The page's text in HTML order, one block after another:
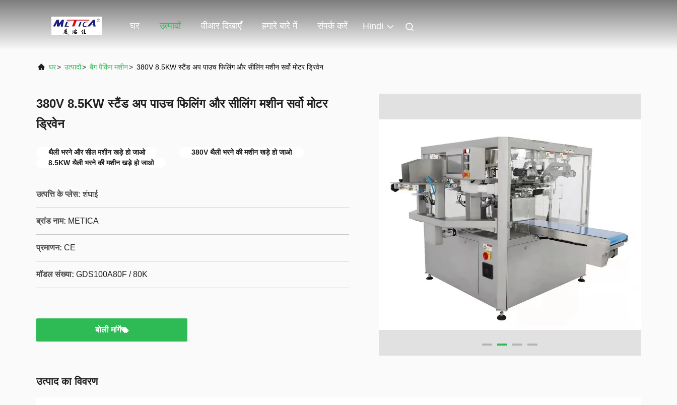
घर उत्पादों वीआर दिखाएँ हमारे बारे में संपर्क करें Hindi
घर> उत्पादों> बैग पैकिंग मशीन> 380V 8.5KW स्टैंड अप पाउच फिलिंग और सीलिंग मशीन सर्वो मोटर ड्रिवेन
380V 8.5KW स्टैंड अप पाउच फिलिंग और सीलिंग मशीन सर्वो मोटर
ड्रिवेन
थैली भरने और सील मशीन खड़े हो जाओ
380V थैली भरने की मशीन खड़े हो जाओ
8.5KW थैली भरने की मशीन खड़े हो जाओ
उत्पत्ति के प्लेस: शंघाई
ब्रांड नाम: METICA
प्रमाणन: CE
मॉडल संख्या: GDS100A80F / 80K
बोली मांगें
उत्पाद का विवरण